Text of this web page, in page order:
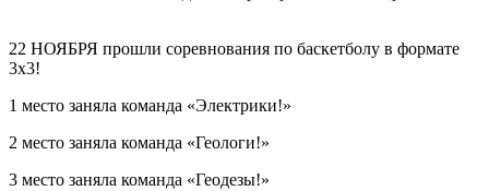
22 НОЯБРЯ прошли соревнования по баскетболу в формате
3х3!
1 место заняла команда «Электрики!»
2 место заняла команда «Геологи!»
3 место заняла команда «Геодезы!»